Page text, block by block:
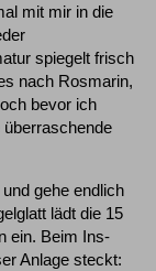
mit mir in die
spiegelt frisch
nach Rosmarin,
bevor ich
gehe endlich
lädt die 15
ein. Beim Ins-
Anlage steckt: